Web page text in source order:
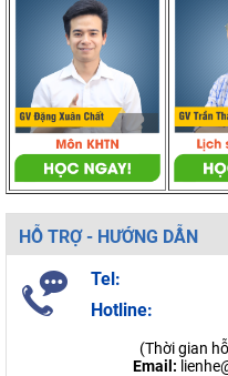
HỖ TRỢ - HƯỚNG DẪN
Tel:
Hotline:
(Thời gian
Email: